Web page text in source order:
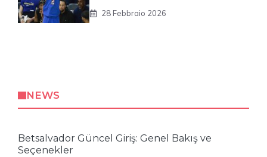
28 Febbraio 2026
NEWS
Betsalvador Güncel Giriş: Genel Bakış ve
Seçenekler